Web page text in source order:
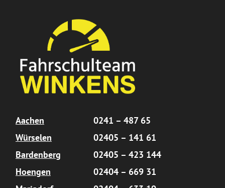
Aachen
0241 – 487 65
Würselen
02405 – 141 61
Bardenberg
02405 – 423 144
Hoengen
02404 – 669 31